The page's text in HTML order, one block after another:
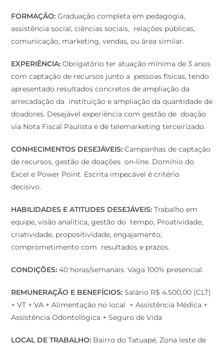
FORMAÇÃO:Graduação completa em pedagogia,
assistência social, ciências sociais, relações públicas,
comunicação, marketing, vendas, ou área similar.
EXPERIÊNCIA:Obrigatório ter atuação mínima de 3 anos
com captação de recursos junto a pessoas físicas, tendo
apresentado resultados concretos de ampliação da
arrecadação da instituição e ampliação da quantidade de
doadores. Desejável experiência com gestão de doação
via Nota Fiscal Paulista e de telemarketing terceirizado.
CONHECIMENTOS DESEJÁVEIS:Campanhas de captação
de recursos, gestão de doações on-line. Domínio do
Excel e Power Point. Escrita impecável é critério
decisivo.
HABILIDADES E ATITUDES DESEJÁVEIS:Trabalho em
equipe, visão analítica, gestão do tempo, Proatividade,
criatividade, propositividade, engajamento,
comprometimento com resultados e prazos.
CONDIÇÕES:40 horas/semanais. Vaga 100% presencial.
REMUNERAÇÃO E BENEFÍCIOS:Salário R$ 4.500,00 (CLT)
+ VT + VA + Alimentação no local + Assistência Médica +
Assistência Odontológica + Seguro de Vida
LOCAL DE TRABALHO: Bairro do Tatuapé, Zona leste de